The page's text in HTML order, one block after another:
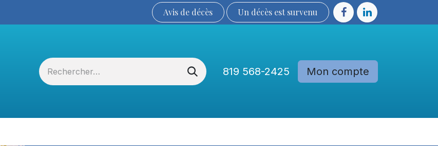
Avis de décès Un décès est sur​​​​​​​​ve​nu​​​​​​​​​​
819 568-2425 Mon compte